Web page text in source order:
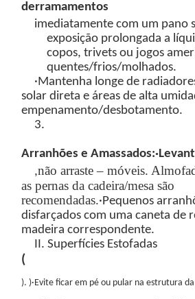
derramamentos
imediatamentecom um pano
exposição prolongada a
copos, trivets ou jogos
quentes/frios/molhados.
·Mantenha longe de
solar direta e áreas de alta
empenamento/desbotamento.
3.
Arranhões e Amassados:
,não arraste – móveis.
as pernas da cadeira/mesa são
recomendadas.·Pequenos
disfarçados com uma caneta de
madeira correspondente.
II. Superfícies Estofadas
(
). )·Evite ficar em pé ou pular na estrutura